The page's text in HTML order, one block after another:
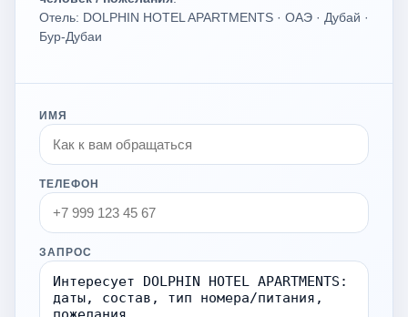
Отель: DOLPHIN HOTEL APARTMENTS · ОАЭ · Дубай ·
Бур-Дубаи
ИМЯ
ТЕЛЕФОН
ЗАПРОС